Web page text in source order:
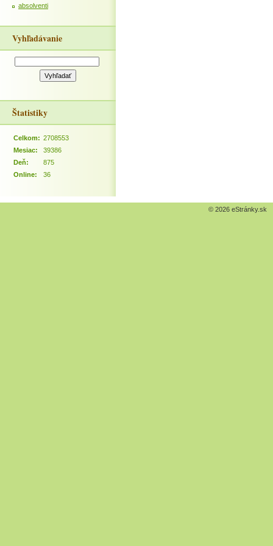
absolventi
Vyhľadávanie
Štatistiky
Online: 36
Celkom: 2708553
Mesiac:
39386
Deň:
875
© 2026 eStránky.sk